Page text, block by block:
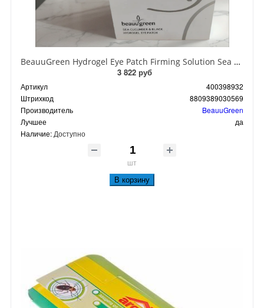
BeauuGreen Hydrogel Eye Patch Firming Solution Sea Cocumber & Black Гидрогелевые патчи для кожи вокруг глаз с экстрактом черного морского огурца 60 шт 90 гр
3 822 руб
Артикул
400398932
Штрихкод
8809389030569
Производитель
BeauuGreen
Лучшее
да
Наличие: Доступно
шт
В корзину